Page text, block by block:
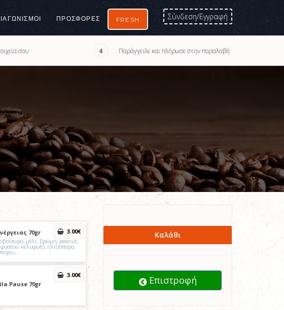
Σύνδεση/Εγγραφή
ΠΡΟΣΦΟΡΈΣ FRESH
σου 4 Παράγγειλε και πλήρωσε στην παραλαβή
70gr
μέλι, βρώμη, peanut,
κελυφωτό, ηλιόσπορο,
3.00€
Pause 70gr
3.00€
Καλάθι
Επιστροφή